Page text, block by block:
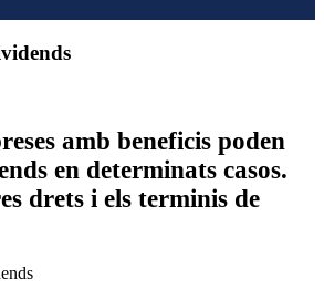
amb beneficis poden
en determinats casos.
drets i els terminis de